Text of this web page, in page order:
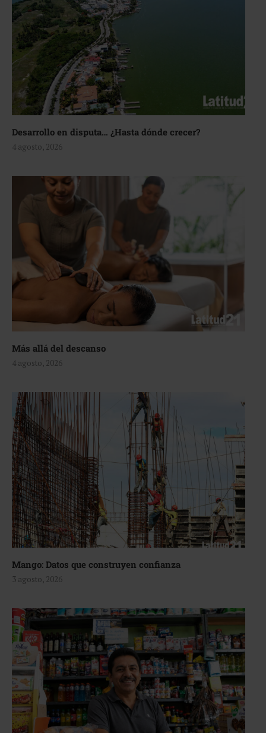
Desarrollo en disputa… ¿Hasta dónde crecer?
4 agosto, 2026
Más allá del descanso
4 agosto, 2026
Mango: Datos que construyen confianza
3 agosto, 2026